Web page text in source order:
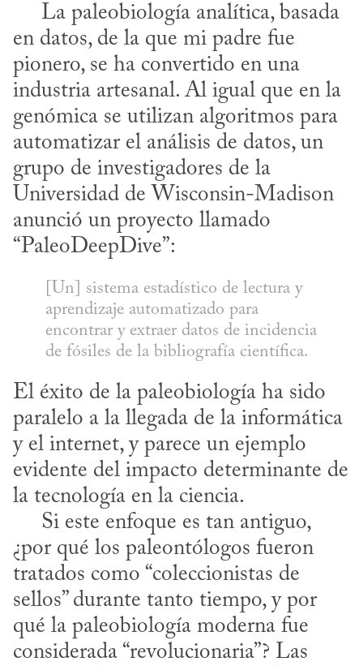
en datos, de la que mi padre fue
pionero, se ha convertido en una
industria artesanal. Al igual que en la
genómica se utilizan algoritmos para
automatizar el análisis de datos, un
grupo de investigadores de la
Universidad de Wisconsin-Madison
anunció un proyecto llamado
“PaleoDeepDive”:
[Un] sistema estadístico de lectura y
aprendizaje automatizado para
encontrar y extraer datos de incidencia
de fósiles de la bibliografía científica.
El éxito de la paleobiología ha sido
paralelo a la llegada de la informática
y el internet, y parece un ejemplo
evidente del impacto determinante de
la tecnología en la ciencia.
¿por qué los paleontólogos fueron
tratados como “coleccionistas de
sellos” durante tanto tiempo, y por
qué la paleobiología moderna fue
considerada “revolucionaria”? Las